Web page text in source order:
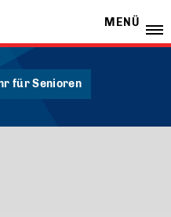
MENÜ
für Senioren